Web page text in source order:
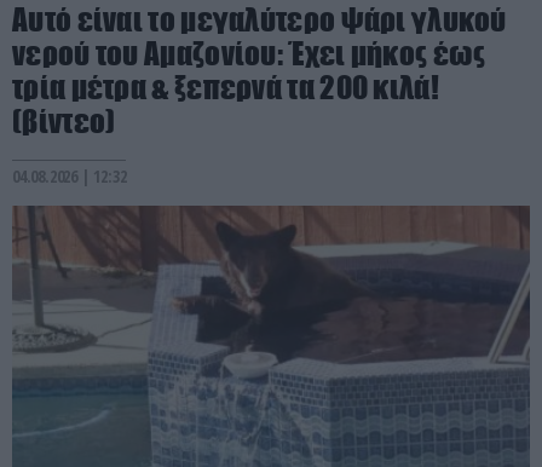
Αυτό είναι το μεγαλύτερο ψάρι γλυκού
νερού του Αμαζονίου: Έχει μήκος έως
τρία μέτρα & ξεπερνά τα 200 κιλά!
(βίντεο)
04.08.2026 | 12:32